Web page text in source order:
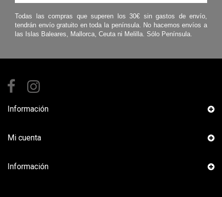
Todas las compras que superen los 30€ sin gastos de envío,
tendrán envío gratuito en toda la península. No hacemos envíos a
las Islas Baleares, Mallorca, Ceuta ni Melilla. Sólo Península.
Información
Mi cuenta
Información